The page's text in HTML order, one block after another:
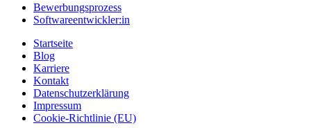
Bewerbungsprozess
Softwareentwickler:in
Startseite
Blog
Karriere
Kontakt
Datenschutzerklärung
Impressum
Cookie-Richtlinie (EU)